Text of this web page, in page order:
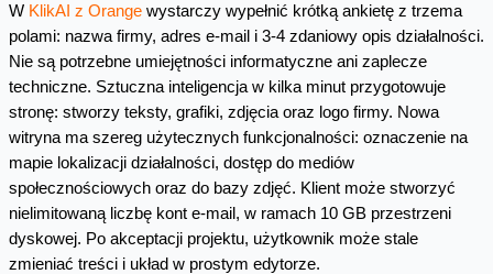
W KlikAI z Orangewystarczy wypełnić krótką ankietę z trzema
polami: nazwa firmy, adres e‑mail i 3-4 zdaniowy opis działalności.
Nie są potrzebne umiejętności informatyczne ani zaplecze
techniczne. Sztuczna inteligencja w kilka minut przygotowuje
stronę: stworzy teksty, grafiki, zdjęcia oraz logo firmy. Nowa
witryna ma szereg użytecznych funkcjonalności: oznaczenie na
mapie lokalizacji działalności, dostęp do mediów
społecznościowych oraz do bazy zdjęć. Klient może stworzyć
nielimitowaną liczbę kont e‑mail, w ramach 10 GB przestrzeni
dyskowej. Po akceptacji projektu, użytkownik może stale
zmieniać treści i układ w prostym edytorze.